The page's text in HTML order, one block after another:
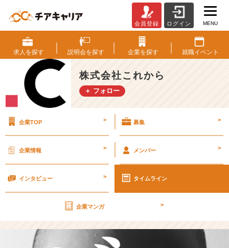
職
活
動
は、
自
分
商
売
「営
業
活
動」
会員登録 ログイン MENU
求人を探す 説明会を探す 企業を探す 就職イベント
株式会社これから
＋ フォロー
企業TOP > 募集 >
企業情報 > メンバー >
インタビュー > タイムライン
企業マンガ >